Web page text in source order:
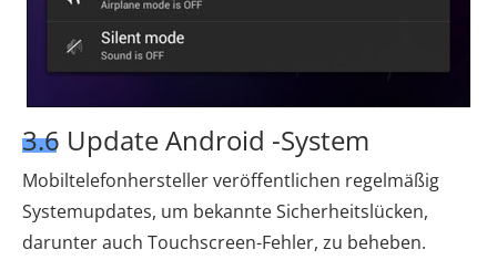
3.6 Update Android -System
Mobiltelefonhersteller veröffentlichen regelmäßig
Systemupdates, um bekannte Sicherheitslücken,
darunter auch Touchscreen-Fehler, zu beheben.